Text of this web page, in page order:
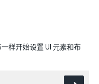
样开始设置 UI 元素和布